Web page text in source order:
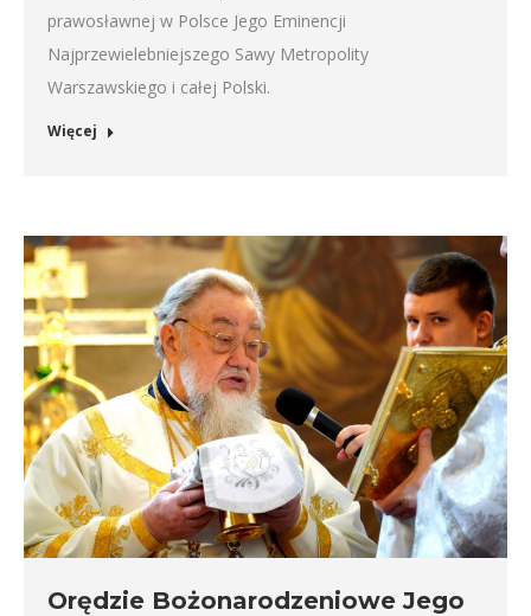
prawosławnej w Polsce Jego Eminencji
Najprzewielebniejszego Sawy Metropolity
Warszawskiego i całej Polski.
Więcej
Orędzie Bożonarodzeniowe Jego